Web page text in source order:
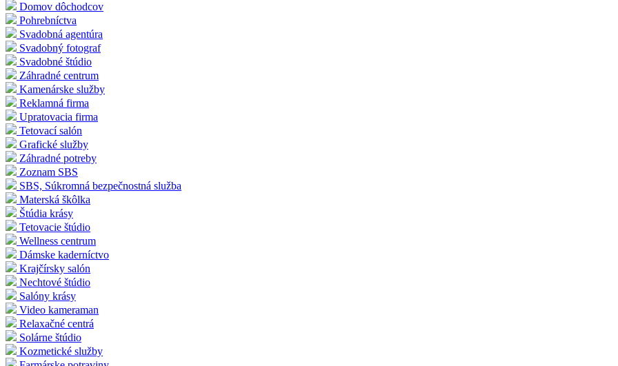
Domov dôchodcov
Pohrebníctva
Svadobná agentúra
Svadobný fotograf
Svadobné štúdio
Záhradné centrum
Kamenárske služby
Reklamná firma
Upratovacia firma
Tetovací salón
Grafické služby
Záhradné potreby
Zoznam SBS
SBS, Súkromná bezpečnostná služba
Materská škôlka
Štúdia krásy
Tetovacie štúdio
Wellness centrum
Dámske kaderníctvo
Krajčírsky salón
Nechtové štúdio
Salóny krásy
Video kameraman
Relaxačné centrá
Solárne štúdio
Kozmetické služby